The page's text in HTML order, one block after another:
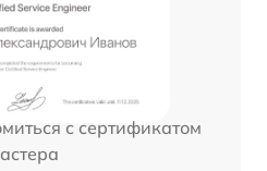
с сертификатом